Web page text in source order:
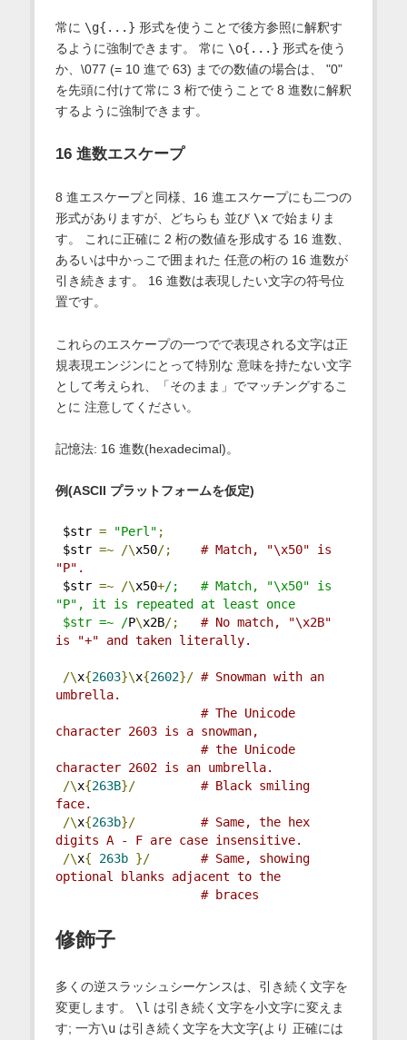
常に \g{...} 形式を使うことで後方参照に解釈す
るように強制できます。 常に \o{...} 形式を使う
か、\077 (= 10 進で 63) までの数値の場合は、 "0"
を先頭に付けて常に 3 桁で使うことで 8 進数に解釈
するように強制できます。
16 進数エスケープ
8 進エスケープと同様、16 進エスケープにも二つの
形式がありますが、どちらも 並び \xで始まりま
す。 これに正確に 2 桁の数値を形成する 16 進数、
あるいは中かっこで囲まれた 任意の桁の 16 進数が
引き続きます。 16 進数は表現したい文字の符号位
置です。
これらのエスケープの一つでで表現される文字は正
規表現エンジンにとって特別な 意味を持たない文字
として考えられ、「そのまま」でマッチングするこ
とに 注意してください。
記憶法: 16 進数(hexadecimal)。
例(ASCII プラットフォームを仮定)
$str = "Perl" ;
$str =~ /\x50/;
# Match, "\x50" is
"P".
$str =~ /\x50+/;   # Match, "\x50" is
"P", it is repeated at least once
$str =~ /P\x2B/;
# No match, "\x2B"
is "+" and taken literally.
/\x{2603}\x{2602}/ # Snowman with an
umbrella.
# The Unicode
character 2603 is a snowman,
# the Unicode
character 2602 is an umbrella.
/\x{263B}/
# Black smiling
face.
/\x{263b}/
# Same, the hex
digits A - F are case insensitive.
/\x{ 263b }/
# Same, showing
optional blanks adjacent to the
# braces
修飾子
多くの逆スラッシュシーケンスは、引き続く文字を
変更します。 \l は引き続く文字を小文字に変えま
す; 一方\uは引き続く文字を大文字(より 正確には